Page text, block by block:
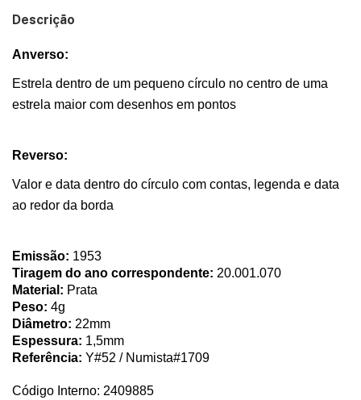
Descrição
Anverso:
Estrela dentro de um pequeno círculo no centro de uma
estrela maior com desenhos em pontos
Reverso:
Valor e data dentro do círculo com contas, legenda e data
ao redor da borda
Emissão: 1953
Tiragem do ano correspondente: 20.001.070
Material: Prata
Peso: 4g
Diâmetro: 22mm
Espessura: 1,5mm
Referência: Y#52 / Numista#1709
Código Interno: 2409885